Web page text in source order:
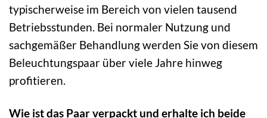
typischerweise im Bereich von vielen tausend
Betriebsstunden. Bei normaler Nutzung und
sachgemäßer Behandlung werden Sie von diesem
Beleuchtungspaar über viele Jahre hinweg
profitieren.
Wie ist das Paar verpackt und erhalte ich beide